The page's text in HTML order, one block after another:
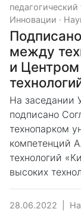
педагогический
Инновации ·
между
и
На заседании
подписано
технопарком
компетенций
технологий
высоких
28.06.2022